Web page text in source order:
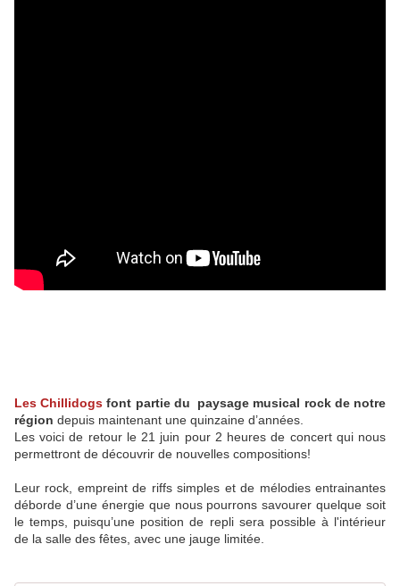
Les Chillidogs font partie du paysage musical rock de notre
région depuis maintenant une quinzaine d’années.
Les voici de retour le 21 juin pour 2 heures de concert qui nous
permettront de découvrir de nouvelles compositions!
Leur rock, empreint de riffs simples et de mélodies entrainantes
déborde d’une énergie que nous pourrons savourer quelque soit
le temps, puisqu’une position de repli sera possible à l'intérieur
de la salle des fêtes, avec une jauge limitée.